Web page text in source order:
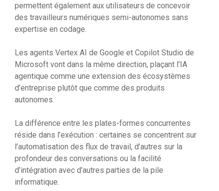
permettent également aux utilisateurs de concevoir
des travailleurs numériques semi-autonomes sans
expertise en codage.
Les agents Vertex AI de Google et Copilot Studio de
Microsoft vont dans la même direction, plaçant l’IA
agentique comme une extension des écosystèmes
d’entreprise plutôt que comme des produits
autonomes.
La différence entre les plates-formes concurrentes
réside dans l’exécution : certaines se concentrent sur
l’automatisation des flux de travail, d’autres sur la
profondeur des conversations ou la facilité
d’intégration avec d’autres parties de la pile
informatique.